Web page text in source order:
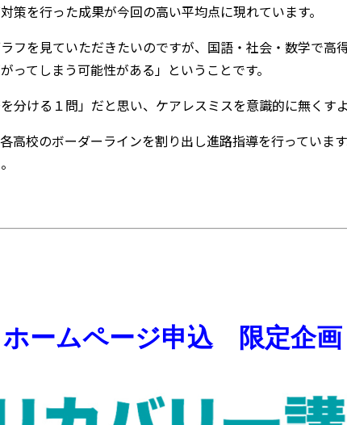
を行った成果が今回の高い平均点に現れています。
フを見ていただきたいのですが、国語・社会・数学で高
てしまう可能性がある」ということです。
分ける１問」だと思い、ケアレスミスを意識的に無くす
高校のボーダーラインを割り出し進路指導を行っていま
ホームページ申込 限定企画